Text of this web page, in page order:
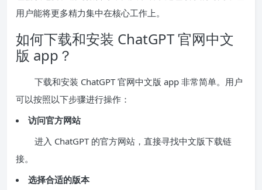
用户能将更多精力集中在核心工作上。
如何下载和安装 ChatGPT 官网中文
版 app？
下载和安装 ChatGPT 官网中文版 app 非常简单。用户
可以按照以下步骤进行操作：
访问官方网站
进入 ChatGPT 的官方网站，直接寻找中文版下载链
接。
选择合适的版本